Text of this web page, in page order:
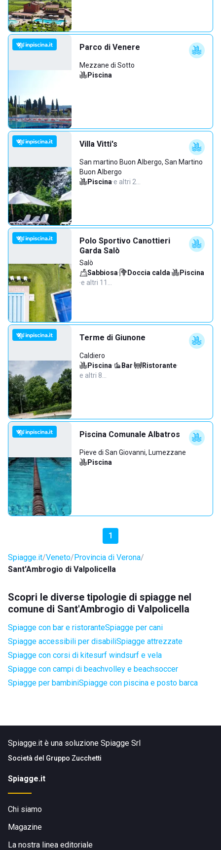
Parco di Venere
Mezzane di Sotto
Piscina
Villa Vitti's
San martino Buon Albergo, San Martino
Buon Albergo
Piscina·e altri 2…
Polo Sportivo Canottieri
Garda Salò
Salò
Sabbiosa· Doccia calda·
Piscina
·e altri 11…
Terme di Giunone
Caldiero
Piscina· Bar· Ristorante·
e altri 8…
Piscina Comunale Albatros
Pieve di San Giovanni, Lumezzane
Piscina
1
Spiagge.it Veneto Provincia di Verona
Sant'Ambrogio di Valpolicella
Scopri le diverse tipologie di spiagge nel
comune di Sant'Ambrogio di Valpolicella
Spiagge con bar e ristoranteSpiagge per cani
Spiagge accessibili per disabiliSpiagge attrezzate
Spiagge con corsi di kitesurf windsurf e vela
Spiagge con campi di beachvolley e beachsoccer
Spiagge per bambiniSpiagge con piscina e posto barca
Spiagge.it è una soluzione Spiagge Srl
Società del Gruppo Zucchetti
Spiagge.it
Chi siamo
Magazine
La nostra linea editoriale